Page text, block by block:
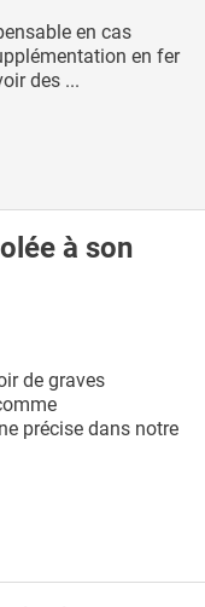
en cas
en fer
des ...
à son
de graves
précise dans notre